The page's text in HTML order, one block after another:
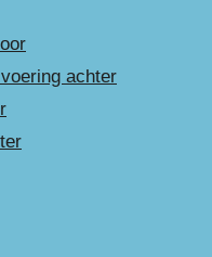
achter